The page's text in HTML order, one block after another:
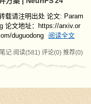
载请注明出处 论文: Param
论文地址：https://arxiv.or
duguodong
阅读全文
记 阅读(581) 评论(0) 推荐(0)